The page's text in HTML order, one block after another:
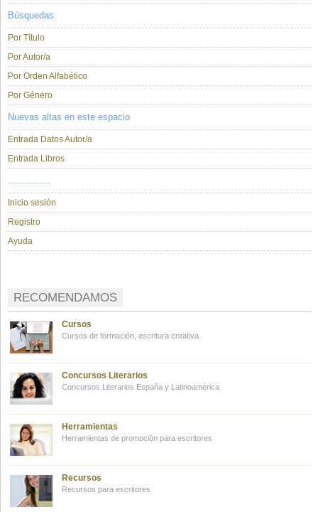
Búsquedas
Por Título
Por Autor/a
Por Orden Alfabético
Por Género
Nuevas altas en este espacio
Entrada Datos Autor/a
Entrada Libros
...............
Inicio sesión
Registro
Ayuda
RECOMENDAMOS
Cursos
Cursos de formación, escritura creativa.
Concursos Literarios
Concursos Literarios España y Latinoamérica
Herramientas
Herramientas de promoción para escritores
Recursos
Recursos para escritores